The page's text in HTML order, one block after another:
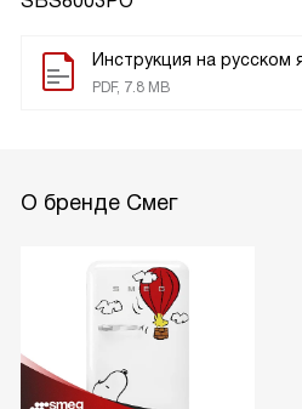
Инструкция на русском
PDF, 7.8 MB
О бренде Смег